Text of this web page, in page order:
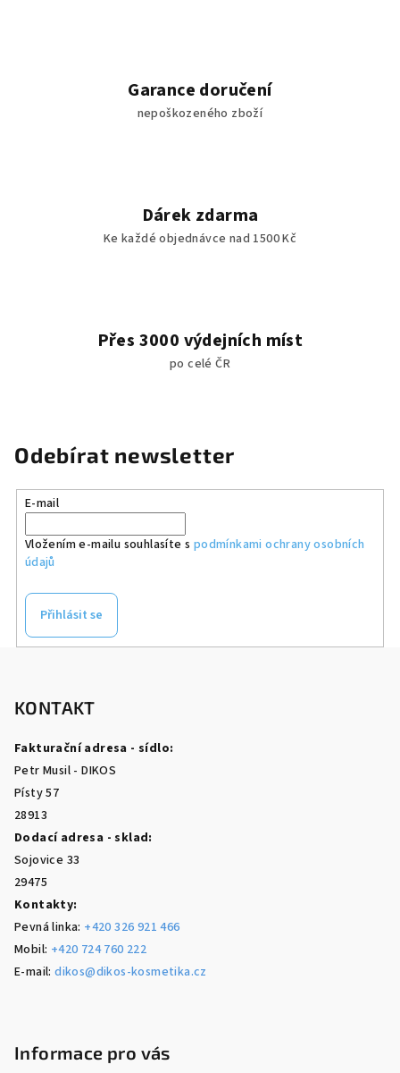
v
k
i
s
Garance doručení
nepoškozeného zboží
Dárek zdarma
Ke každé objednávce nad 1500 Kč
Přes 3000 výdejních míst
po celé ČR
Odebírat newsletter
E-mail
Vložením e-mailu souhlasíte s podmínkami ochrany osobních
údajů
Přihlásit se
KONTAKT
Fakturační adresa - sídlo:
Petr Musil - DIKOS
Písty 57
28913
Dodací adresa - sklad:
Sojovice 33
29475
Kontakty:
Pevná linka: +420 326 921 466
Mobil: +420 724 760 222
E-mail:dikos@dikos-kosmetika.cz
Informace pro vás